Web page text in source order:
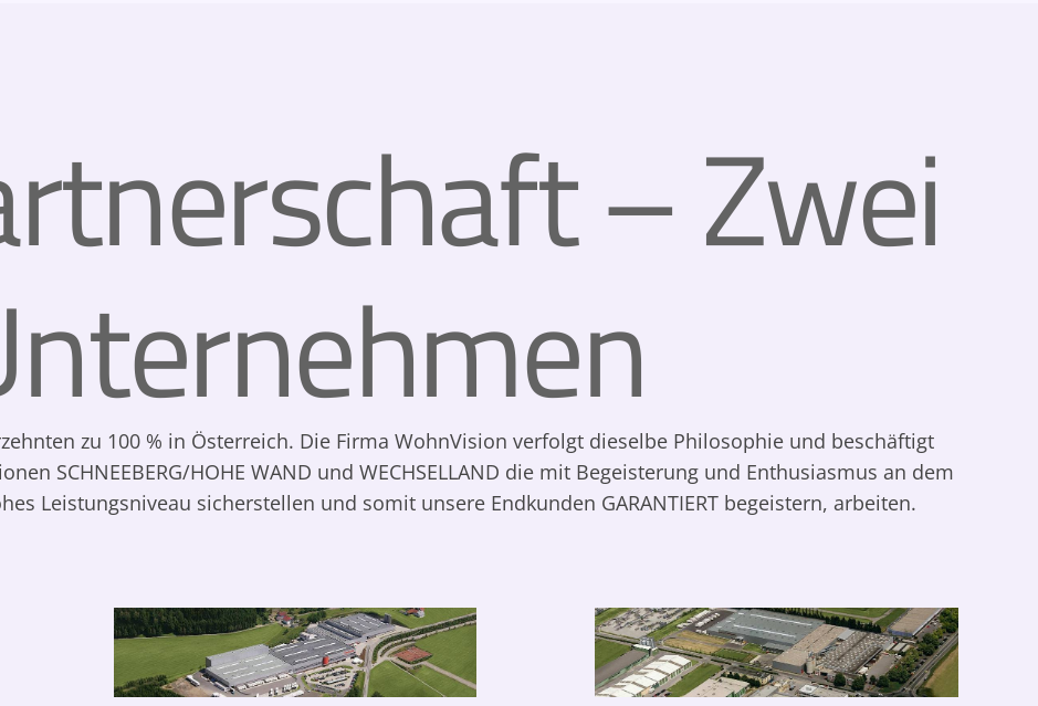
– Zwei
zu 100 % in Österreich. Die Firma WohnVision verfolgt dieselbe Philosophie und beschäftigt
SCHNEEBERG/HOHE WAND und WECHSELLAND die mit Begeisterung und Enthusiasmus an dem
Leistungsniveau sicherstellen und somit unsere Endkunden GARANTIERT begeistern, arbeiten.